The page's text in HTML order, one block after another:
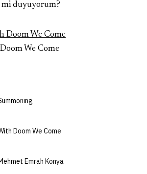
Doom We Come
Emrah Konya
mi duyuyorum?
We Come